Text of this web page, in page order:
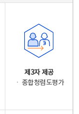
제3자 제공
ㆍ 종합청렴도평가